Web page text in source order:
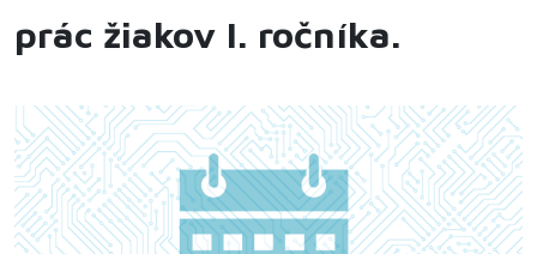
prác žiakov I. ročníka.